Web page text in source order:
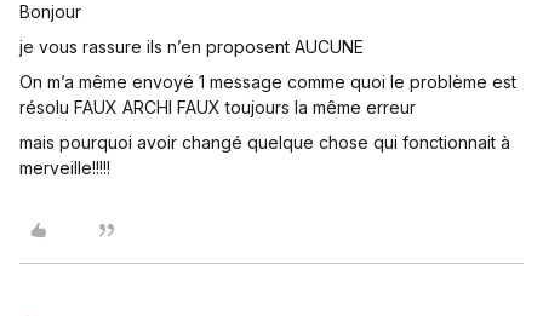
Bonjour
je vous rassure ils n’en proposent AUCUNE
On m’a même envoyé 1 message comme quoi le problème est
résolu FAUX ARCHI FAUX toujours la même erreur
mais pourquoi avoir changé quelque chose qui fonctionnait à
merveille!!!!!